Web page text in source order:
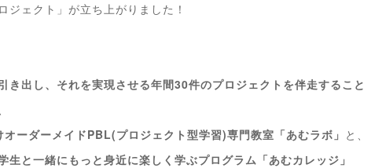
ジェクト」が立ち上がりました！
き出し、それを実現させる年間30件のプロジェクトを伴走すること
ーダーメイドPBL(プロジェクト型学習)専門教室「あむラボ」 と、
生と一緒にもっと身近に楽しく学ぶプログラム「あむカレッジ」